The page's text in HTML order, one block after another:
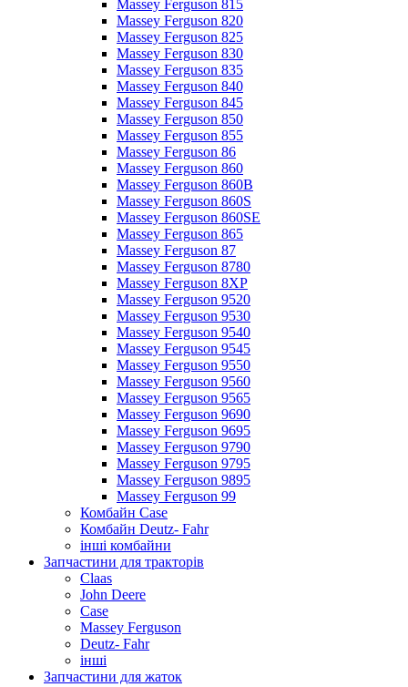
Massey Ferguson 815
Massey Ferguson 820
Massey Ferguson 825
Massey Ferguson 830
Massey Ferguson 835
Massey Ferguson 840
Massey Ferguson 845
Massey Ferguson 850
Massey Ferguson 855
Massey Ferguson 86
Massey Ferguson 860
Massey Ferguson 860B
Massey Ferguson 860S
Massey Ferguson 860SE
Massey Ferguson 865
Massey Ferguson 87
Massey Ferguson 8780
Massey Ferguson 8XP
Massey Ferguson 9520
Massey Ferguson 9530
Massey Ferguson 9540
Massey Ferguson 9545
Massey Ferguson 9550
Massey Ferguson 9560
Massey Ferguson 9565
Massey Ferguson 9690
Massey Ferguson 9695
Massey Ferguson 9790
Massey Ferguson 9795
Massey Ferguson 9895
Massey Ferguson 99
Комбайн Case
Комбайн Deutz- Fahr
інші комбайни
Запчастини для тракторів
Claas
John Deere
Case
Massey Ferguson
Deutz- Fahr
інші
Запчастини для жаток